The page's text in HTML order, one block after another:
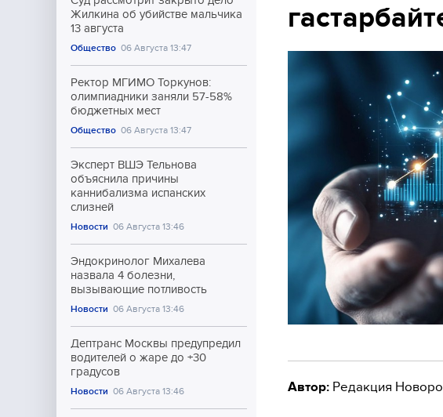
Жилкина об убийстве мальчика
13 августа
Общество 06 Августа 13:47
Ректор МГИМО Торкунов:
олимпиадники заняли 57-58%
бюджетных мест
Общество 06 Августа 13:47
Эксперт ВШЭ Тельнова
объяснила причины
каннибализма испанских
слизней
Новости 06 Августа 13:46
Эндокринолог Михалева
назвала 4 болезни,
вызывающие потливость
Новости 06 Августа 13:46
Дептранс Москвы предупредил
водителей о жаре до +30
градусов
Новости 06 Августа 13:46 Автор: Редакция